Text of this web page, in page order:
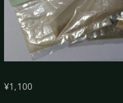
¥1,100